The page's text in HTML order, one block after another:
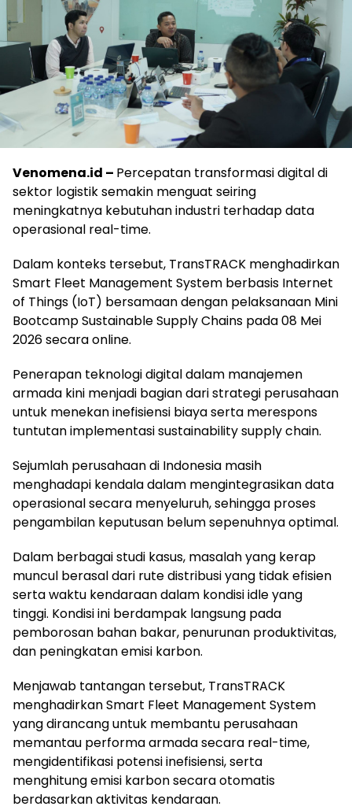
Venomena.id – Percepatan transformasi digital di
sektor logistik semakin menguat seiring
meningkatnya kebutuhan industri terhadap data
operasional real-time.
Dalam konteks tersebut, TransTRACK menghadirkan
Smart Fleet Management System berbasis Internet
of Things (IoT) bersamaan dengan pelaksanaan Mini
Bootcamp Sustainable Supply Chains pada 08 Mei
2026 secara online.
Penerapan teknologi digital dalam manajemen
armada kini menjadi bagian dari strategi perusahaan
untuk menekan inefisiensi biaya serta merespons
tuntutan implementasi sustainability supply chain.
Sejumlah perusahaan di Indonesia masih
menghadapi kendala dalam mengintegrasikan data
operasional secara menyeluruh, sehingga proses
pengambilan keputusan belum sepenuhnya optimal.
Dalam berbagai studi kasus, masalah yang kerap
muncul berasal dari rute distribusi yang tidak efisien
serta waktu kendaraan dalam kondisi idle yang
tinggi. Kondisi ini berdampak langsung pada
pemborosan bahan bakar, penurunan produktivitas,
dan peningkatan emisi karbon.
Menjawab tantangan tersebut, TransTRACK
menghadirkan Smart Fleet Management System
yang dirancang untuk membantu perusahaan
memantau performa armada secara real-time,
mengidentifikasi potensi inefisiensi, serta
menghitung emisi karbon secara otomatis
berdasarkan aktivitas kendaraan.